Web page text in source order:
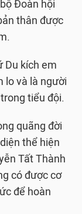
Đoàn hội
thân được
Du kích em
lo và là người
tiểu đội.
quãng đời
thể hiện
Tất Thành
có được cơ
để hoàn